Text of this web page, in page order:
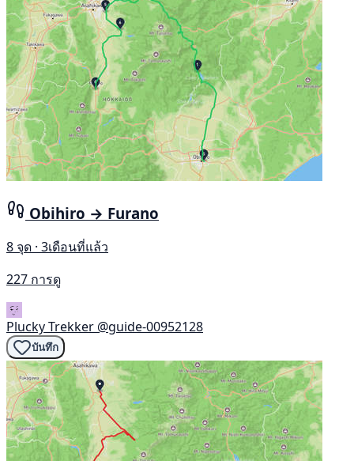
Obihiro → Furano
8 จุด · 3เดือนที่แล้ว
227 การดู
Plucky Trekker @guide-00952128
บันทึก